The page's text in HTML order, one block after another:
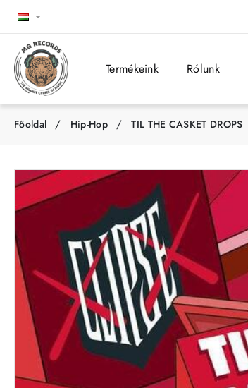
Termékeink Rólunk
e
Hip-Hop TIL THE CASKET DROPS